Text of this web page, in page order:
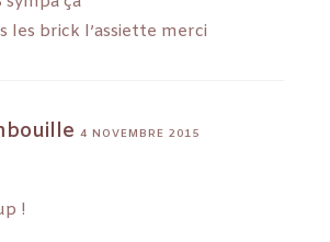
les brick l’assiette merci
4 NOVEMBRE 2015
!